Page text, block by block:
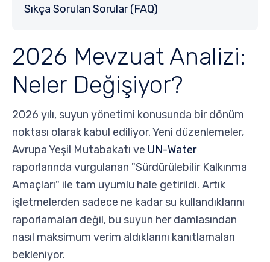
Sıkça Sorulan Sorular (FAQ)
2026 Mevzuat Analizi:
Neler Değişiyor?
2026 yılı, suyun yönetimi konusunda bir dönüm
noktası olarak kabul ediliyor. Yeni düzenlemeler,
Avrupa Yeşil Mutabakatı ve UN-Water
raporlarında vurgulanan "Sürdürülebilir Kalkınma
Amaçları" ile tam uyumlu hale getirildi. Artık
işletmelerden sadece ne kadar su kullandıklarını
raporlamaları değil, bu suyun her damlasından
nasıl maksimum verim aldıklarını kanıtlamaları
bekleniyor.